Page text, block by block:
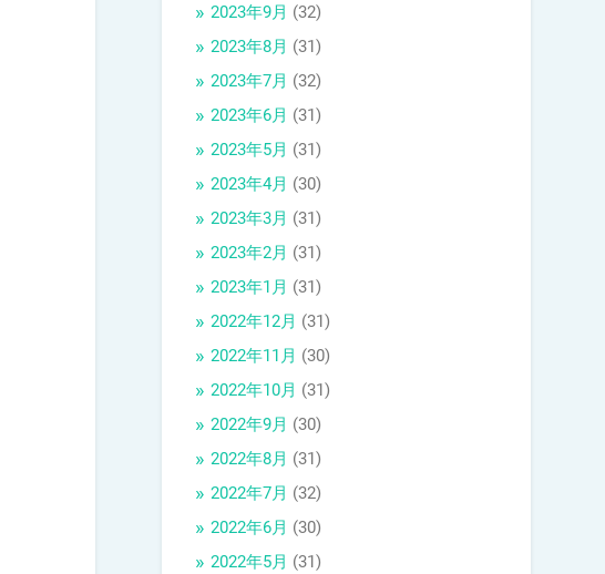
2023年9月 (32)
2023年8月 (31)
2023年7月 (32)
2023年6月 (31)
2023年5月 (31)
2023年4月 (30)
2023年3月 (31)
2023年2月 (31)
2023年1月 (31)
2022年12月 (31)
2022年11月 (30)
2022年10月 (31)
2022年9月 (30)
2022年8月 (31)
2022年7月 (32)
2022年6月 (30)
2022年5月 (31)